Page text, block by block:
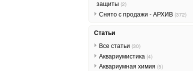
защиты (2)
Снято с продажи - АРХИВ (372)
Статьи
Все статьи (30)
Аквариумистика (4)
Аквариумная химия (5)